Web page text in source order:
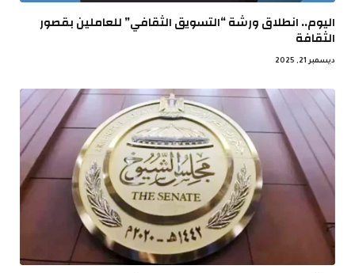
اليوم.. انطلاق ورشة “التسويق الثقافي” للعاملين بقصور
الثقافة
ديسمبر 21, 2025